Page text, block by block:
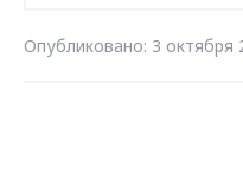
Опубликовано: 3 октября